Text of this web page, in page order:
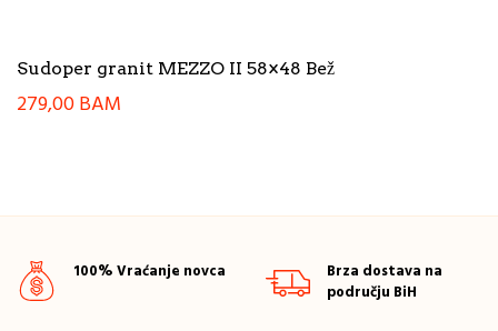
Sudoper granit MEZZO II 58×48 Bež
279,00BAM
100% Vraćanje novca
Brza dostava na
području BiH